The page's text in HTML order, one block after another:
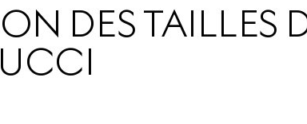
DES TAILLES